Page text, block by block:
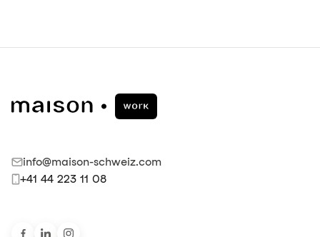
info@maison-schweiz.com
+41 44 223 11 08